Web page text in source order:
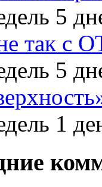
5
так с
5
1